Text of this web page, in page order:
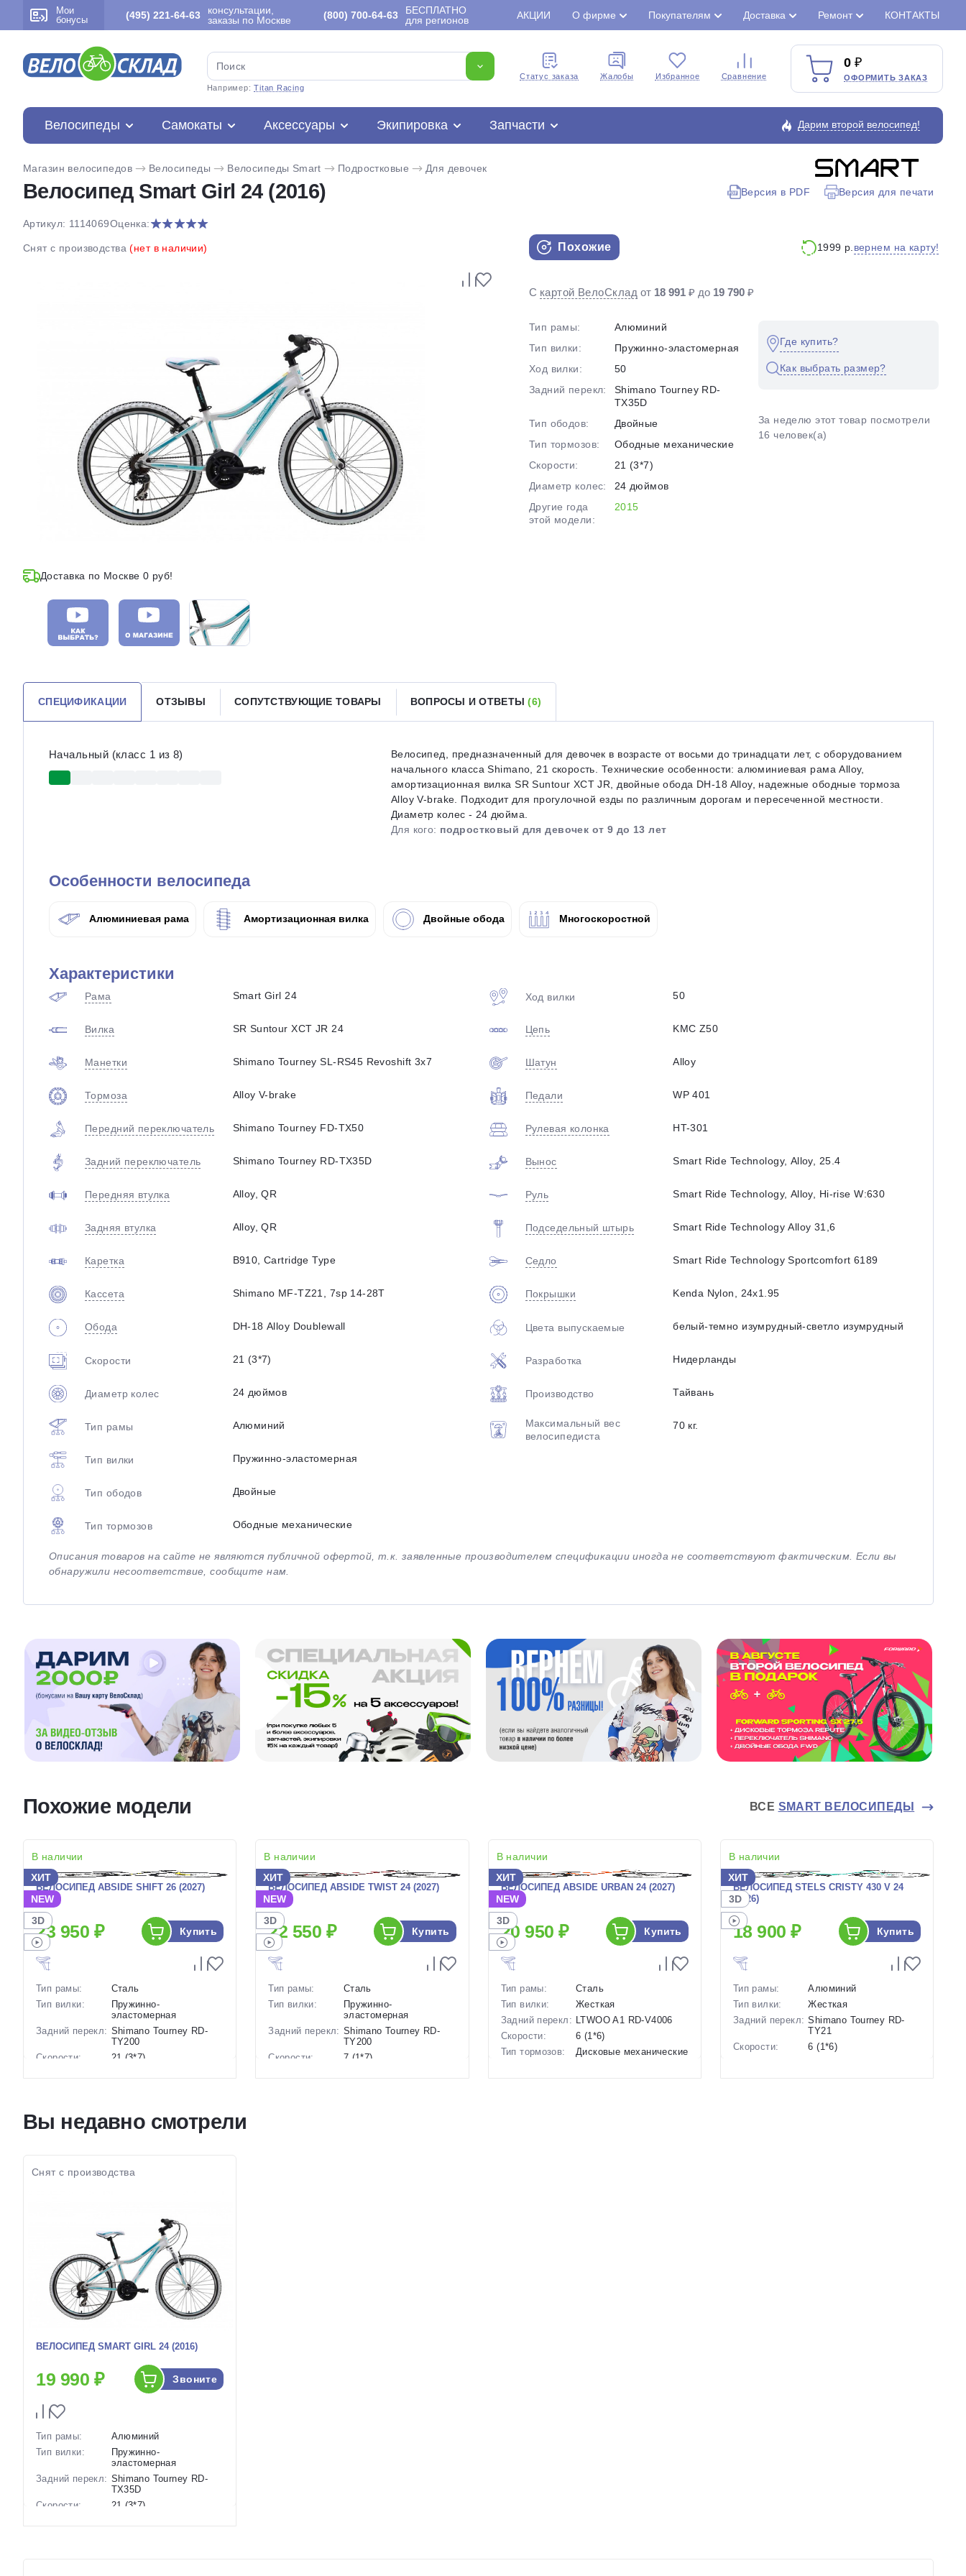
Мои
бонусы
(495) 221-64-63
консультации,
заказы по Москве
(800) 700-64-63
БЕСПЛАТНО
для регионов
АКЦИИ О фирме Покупателям Доставка Ремонт КОНТАКТЫ
Например:Titan Racing
Cтатус заказа Жалобы Избранное Сравнение
0
ОФОРМИТЬ ЗАКАЗ
Велосипеды Самокаты Аксессуары Экипировка Запчасти Дарим второй велосипед!
Магазин велосипедов Велосипеды Велосипеды Smart Подростковые Для девочек
Велосипед Smart Girl 24 (2016) Версия в PDF Версия для печати
Артикул: 1114069Оценка:
Снят с производства(нет в наличии)
Доставка по Москве 0 руб!
Похожие 1999 р. вернем на карту!
С картой ВелоСклад от 18 991 ₽ до 19 790 ₽
Тип рамы:
Алюминий
Тип вилки:
Пружинно-эластомерная
Ход вилки:
50
Задний перекл:
Shimano Tourney RD-
TX35D
Тип ободов:
Двойные
Тип тормозов:
Ободные механические
Скорости:
21 (3*7)
Диаметр колес:
24 дюймов
Другие года
этой модели:
2015
Где купить?
Как выбрать размер?
За неделю этот товар посмотрели
16 человек(а)
СПЕЦИФИКАЦИИ ОТЗЫВЫ СОПУТСТВУЮЩИЕ ТОВАРЫ ВОПРОСЫ И ОТВЕТЫ(6)
Начальный (класс 1 из 8)
Велосипед, предназначенный для девочек в возрасте от восьми до тринадцати лет, с оборудованием
начального класса Shimano, 21 скорость. Технические особенности: алюминиевая рама Alloy,
амортизационная вилка SR Suntour XCT JR, двойные обода DH-18 Alloy, надежные ободные тормоза
Alloy V-brake. Подходит для прогулочной езды по различным дорогам и пересеченной местности.
Диаметр колес - 24 дюйма.
Для кого: подростковый для девочек от 9 до 13 лет
Особенности велосипеда
Алюминиевая рама Амортизационная вилка Двойные обода Многоскоростной
Характеристики
Рама Smart Girl 24
Вилка SR Suntour XCT JR 24
Манетки Shimano Tourney SL-RS45 Revoshift 3x7
Тормоза Alloy V-brake
Передний переключатель Shimano Tourney FD-TX50
Задний переключатель Shimano Tourney RD-TX35D
Передняя втулка Alloy, QR
Задняя втулка Alloy, QR
Каретка B910, Cartridge Type
Кассета Shimano MF-TZ21, 7sp 14-28T
Обода DH-18 Alloy Doublewall
Скорости 21 (3*7)
Диаметр колес 24 дюймов
Тип рамы Алюминий
Тип вилки Пружинно-эластомерная
Тип ободов Двойные
Тип тормозов Ободные механические
Ход вилки 50
Цепь KMC Z50
Шатун Alloy
Педали WP 401
Рулевая колонка HT-301
Вынос Smart Ride Technology, Alloy, 25.4
Руль Smart Ride Technology, Alloy, Hi-rise W:630
Подседельный штырь Smart Ride Technology Alloy 31,6
Седло Smart Ride Technology Sportcomfort 6189
Покрышки Kenda Nylon, 24x1.95
Цвета выпускаемые белый-темно изумрудный-светло изумрудный
Разработка Нидерланды
Производство Тайвань
Максимальный вес
велосипедиста
70 кг.
Описания товаров на сайте не являются публичной офертой, т.к. заявленные производителем спецификации иногда не соответствуют фактическим. Если вы
обнаружили несоответствие, сообщите нам.
Похожие модели ВСЕ SMART ВЕЛОСИПЕДЫ
В наличии
ХИТ
NEW
3D
ВЕЛОСИПЕД ABSIDE SHIFT 26 (2027)
23 950 ₽ Купить
Тип рамы:
Сталь
Тип вилки:
Пружинно-
эластомерная
Задний перекл: Shimano Tourney RD-
TY200
Скорости:
21 (3*7)
колес:
Цвет-размер в
14 Черный
В наличии
ХИТ
NEW
3D
ВЕЛОСИПЕД ABSIDE TWIST 24 (2027)
22 550 ₽ Купить
Тип рамы:
Сталь
Тип вилки:
Пружинно-
эластомерная
Задний перекл: Shimano Tourney RD-
TY200
Скорости:
7 (1*7)
В наличии
ХИТ
NEW
3D
ВЕЛОСИПЕД ABSIDE URBAN 24 (2027)
20 950 ₽ Купить
Тип рамы:
Сталь
Тип вилки:
Жесткая
Задний перекл: LTWOO A1 RD-V4006
Скорости:
6 (1*6)
Тип тормозов:
Дисковые механические
В наличии
ХИТ
3D
ВЕЛОСИПЕД STELS CRISTY 430 V 24
(2026)
18 900 ₽ Купить
Тип рамы:
Алюминий
Тип вилки:
Жесткая
Задний перекл: Shimano Tourney RD-
TY21
Скорости:
6 (1*6)
Вы недавно смотрели
Снят с производства
ВЕЛОСИПЕД SMART GIRL 24 (2016)
19 990 ₽ Звоните
Тип рамы:
Алюминий
Тип вилки:
Пружинно-
эластомерная
Задний перекл: Shimano Tourney RD-
TX35D
Скорости:
21 (3*7)
на части
без переплат
Сегодня
25%
Оставшиеся75% будутсписываться
Подробнееоб оплате Плайтом
раз в 2 недели
Остались вопросы?